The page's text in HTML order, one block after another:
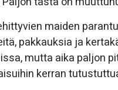
maiden
pakkauksia ja
mutta aika paljon
kerran